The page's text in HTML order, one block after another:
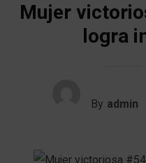
Mujer
logra
By admin